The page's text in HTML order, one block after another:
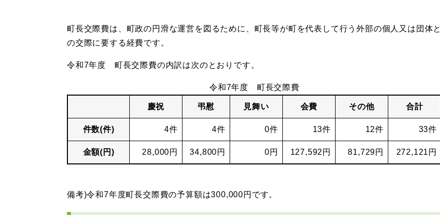
町長交際費は、町政の円滑な運営を図るために、町長等が町を代表して行う外部の個人又は団体と
の交際に要する経費です。
令和7年度 町長交際費の内訳は次のとおりです。
令和7年度 町長交際費
慶祝 弔慰 見舞い 会費 その他 合計
件数(件) 4件 4件 0件 13件 12件 33件
金額(円) 28,000円 34,800円​ 0円 127,592円 81,729円 272,121円
備考)令和7年度町長交際費の予算額は300,000円です。